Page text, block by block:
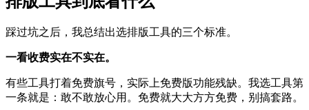
踩过坑之后，我总结出选排版工具的三个标准。
一看收费实在不实在。
有些工具打着免费旗号，实际上免费版功能残缺。我选工具第
一条就是：敢不敢放心用。免费就大大方方免费，别搞套路。